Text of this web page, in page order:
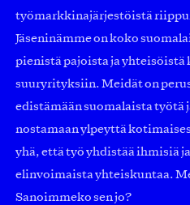
työmarkkinajärjestöistä
Jäseninämme on koko
pienistä pajoista ja yhteisöistä
suuryrityksiin. Meidät on
edistämään suomalaista työtä
nostamaan ylpeyttä
yhä, että työ yhdistää ihmisiä
elinvoimaista yhteiskuntaa.
Sanoimmeko sen jo?